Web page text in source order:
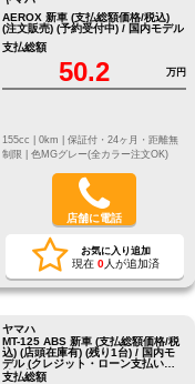
AEROX 新車 (支払総額価格/税込)
(注文販売) (予約受付中) / 国内モデル
支払総額
50.2 万円
保証付・24ヶ月・距離無
制限 | 色MGグレー(全カラー注文OK)
店舗に電話
お気に入り追加
現在 0人が追加済
ヤマハ
MT-125 ABS 新車 (支払総額価格/税
込) (店頭在庫有) (残り1台) / 国内モ
デル (クレジット・ローン支払い相
談可能)
支払総額